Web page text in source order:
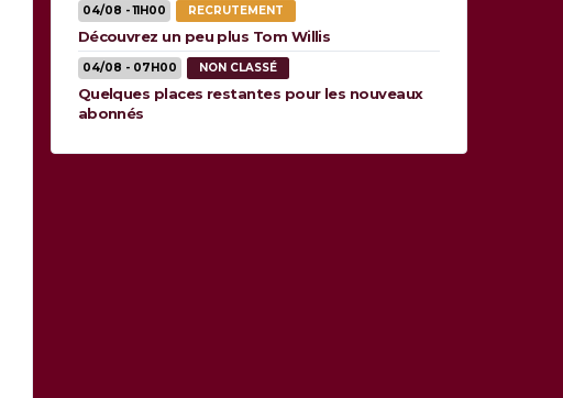
04/08 - 11H00 RECRUTEMENT
Découvrez un peu plus Tom Willis
04/08 - 07H00 NON CLASSÉ
Quelques places restantes pour les nouveaux
abonnés